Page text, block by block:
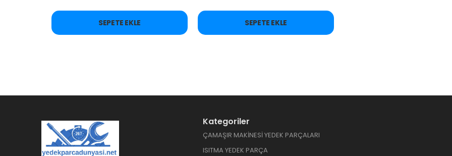
SEPETE EKLE SEPETE EKLE
Kategoriler
ÇAMAŞIR MAKİNESİ YEDEK PARÇALARI
ISITMA YEDEK PARÇA